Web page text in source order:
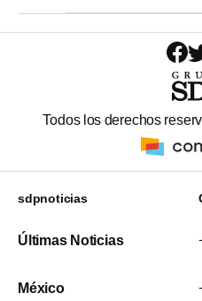
Todos los derechos
sdpnoticias
Últimas Noticias
México